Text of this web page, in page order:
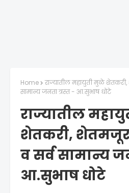
Home
राज्यातील महायुती मुळे
सामान्य जनता त्रस्त - आ.सुभाष धोटे
राज्यातील
शेतकरी,
व सर्व सामान्य
आ.सुभाष धोटे